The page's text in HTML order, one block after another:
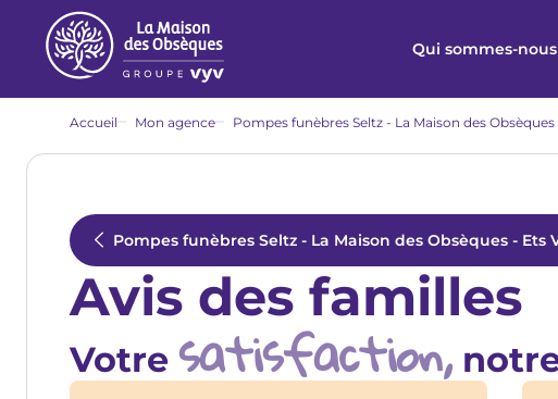
contenu
principal
Qui sommes-
d'Ariane
Accueil Mon agence Pompes funèbres Seltz - La Maison des
Pompes funèbres Seltz - La Maison des Obsèques - Ets
Avis des familles
Votre satisfaction,